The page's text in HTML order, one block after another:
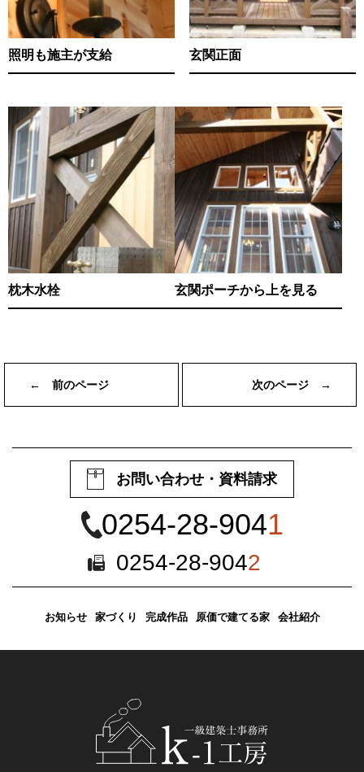
照明も施主が支給 玄関正面
枕木水栓 玄関ポーチから上を見る
← 前のページ 次のページ →
お問い合わせ・資料請求
0254-28-9041
0254-28-9042
お知らせ 家づくり 完成作品 原価で建てる家 会社紹介